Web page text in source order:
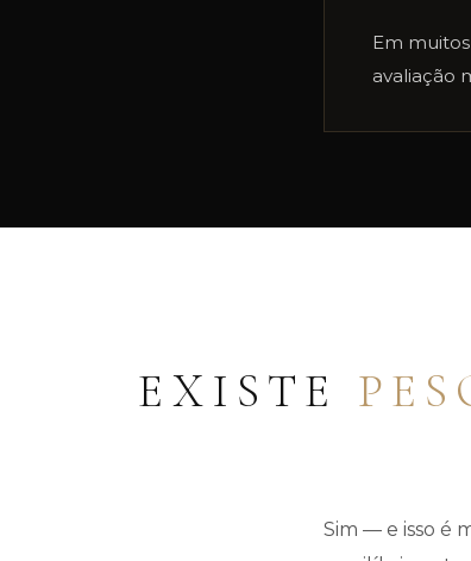
Em
avaliação
EXISTE
Sim — e isso é